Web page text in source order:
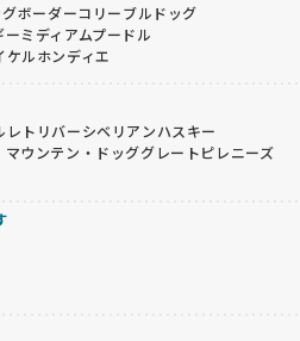
ボーダーコリーブルドッグ
ーミディアムプードル
ケルホンディエ
レトリバーシベリアンハスキー
マウンテン・ドッググレートピレニーズ